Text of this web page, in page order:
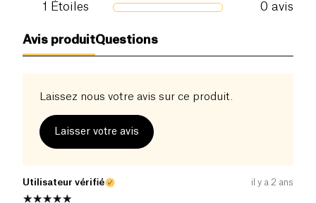
1 Étoiles 0 avis
Avis produitQuestions
Laissez nous votre avis sur ce produit.
Laisser votre avis
Utilisateur vérifié il y a 2 ans